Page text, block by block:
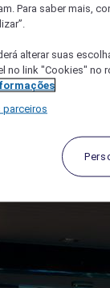
Bed by ibis.
para
Para saber mais,
alterar suas
no link "Cookies" no